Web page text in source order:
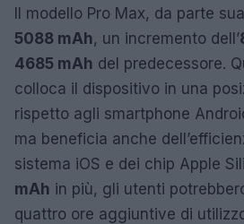
Il modello Pro Max, da parte
5088 mAh, un incremento dell’
4685 mAh del predecessore.
colloca il dispositivo in una
rispetto agli smartphone
ma beneficia anche
sistema iOS e dei chip Apple
mAh in più, gli utenti
quattro ore aggiuntive di